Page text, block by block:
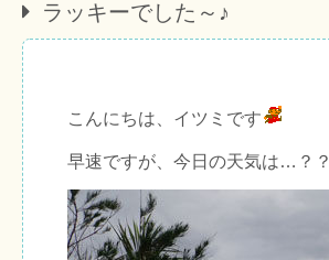
ラッキーでした～♪
こんにちは、イツミです
早速ですが、今日の天気は…？？